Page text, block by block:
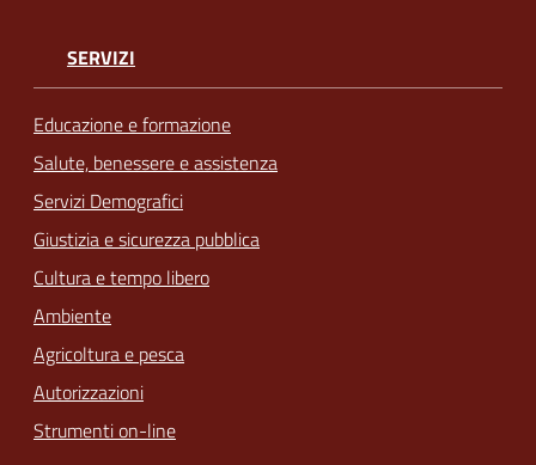
SERVIZI
Educazione e formazione
Salute, benessere e assistenza
Servizi Demografici
Giustizia e sicurezza pubblica
Cultura e tempo libero
Ambiente
Agricoltura e pesca
Autorizzazioni
Strumenti on-line